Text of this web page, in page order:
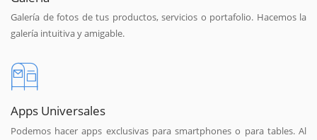
Galería de fotos de tus productos, servicios o portafolio. Hacemos la
galería intuitiva y amigable.
Apps Universales
Podemos hacer apps exclusivas para smartphones o para tables. Al